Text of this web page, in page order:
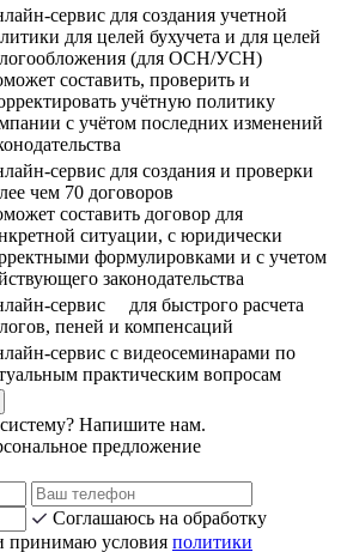
сервис для создания учетной
для целей бухучета и для целей
(для ОСН/УСН)
составить, проверить и
учётную политику
с учётом последних изменений
сервис для создания и проверки
чем 70 договоров
составить договор для
ситуации, с юридически
формулировками и с учетом
законодательства
сервис для быстрого расчета
пеней и компенсаций
сервис с видеосеминарами по
практическим вопросам
Напишите нам.
предложение
Соглашаюсь на обработку
принимаю условия политики